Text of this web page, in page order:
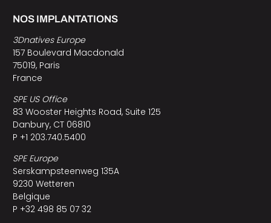
NOS IMPLANTATIONS
3Dnatives Europe
157 Boulevard Macdonald
75019, Paris
France
SPE US Office
83 Wooster Heights Road, Suite 125
Danbury, CT 06810
P +1 203.740.5400
SPE Europe
Serskampsteenweg 135A
9230 Wetteren
Belgique
P +32 498 85 07 32